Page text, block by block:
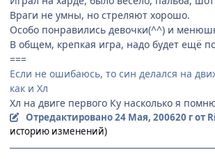
Враги не умны, но стреляют хорошо.
Особо понравились девочки(^^) и
В общем, крепкая игра, надо будет ещё
===
Если не ошибаюсь, то син делался на
как и Хл
Хл на двиге первого Ку насколько я
Отредактировано24 Мая, 200620 гот
историю изменений)